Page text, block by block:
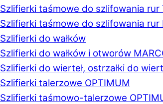
Szlifierki taśmowe do szlifowania rur
Szlifierki taśmowe do szlifowania rur
Szlifierki do wałków
Szlifierki do wałków i otworów
Szlifierki do wierteł, ostrzałki do
Szlifierki talerzowe OPTIMUM
Szlifierki taśmowo-talerzowe